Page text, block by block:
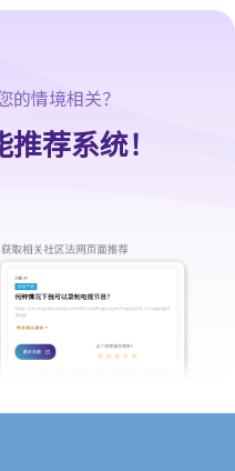
甚么渠道可寻求协助或投诉？
甚么？
服。他可否向店铺索偿？
。如果店员拒绝他的要求，将
他没有想到收费竟会这么高，
光顾此店。在这情况下，他可
另有想法。他可否取消交易及
机。他可否获得赔偿？
用券，但该美容院突然停业。
的情境相关？
荐系统！